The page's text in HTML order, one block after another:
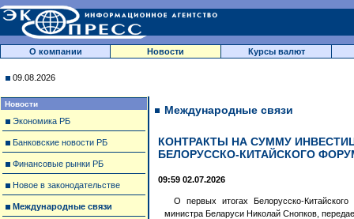
О компании Новости Курсы валют
09.08.2026
Новости
Экономика РБ
Банковские новости РБ
Финансовые рынки РБ
Новое в законодательстве
Международные связи
Международные связи
КОНТРАКТЫ НА СУММУ
БЕЛОРУССКО-КИТАЙСКОГО
09:59 02.07.2026
О первых итогах Белорусско-
министра Беларуси Николай Снопков,